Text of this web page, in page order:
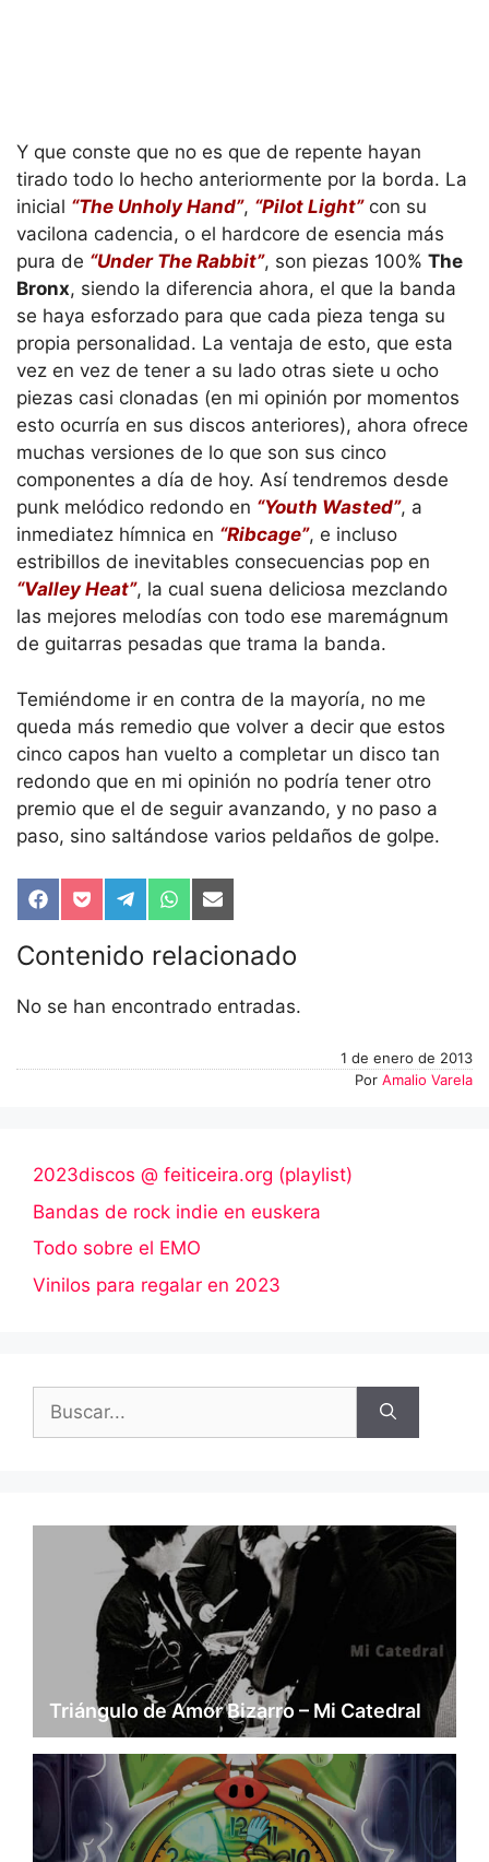
Y que conste que no es que de repente hayan
tirado todo lo hecho anteriormente por la borda. La
inicial “The Unholy Hand”, “Pilot Light”con su
vacilona cadencia, o el hardcore de esencia más
pura de “Under The Rabbit”, son piezas 100% The
Bronx, siendo la diferencia ahora, el que la banda
se haya esforzado para que cada pieza tenga su
propia personalidad. La ventaja de esto, que esta
vez en vez de tener a su lado otras siete u ocho
piezas casi clonadas (en mi opinión por momentos
esto ocurría en sus discos anteriores), ahora ofrece
muchas versiones de lo que son sus cinco
componentes a día de hoy. Así tendremos desde
punk melódico redondo en “Youth Wasted”, a
inmediatez hímnica en “Ribcage”, e incluso
estribillos de inevitables consecuencias pop en
“Valley Heat”, la cual suena deliciosa mezclando
las mejores melodías con todo ese maremágnum
de guitarras pesadas que trama la banda.
Temiéndome ir en contra de la mayoría, no me
queda más remedio que volver a decir que estos
cinco capos han vuelto a completar un disco tan
redondo que en mi opinión no podría tener otro
premio que el de seguir avanzando, y no paso a
paso, sino saltándose varios peldaños de golpe.
Compartir
en
Facebook
Compartir
en
Pocket
Compartir
en
Telegram
Compartir
en
WhatsApp
Compartir
en
Email
Contenido relacionado
No se han encontrado entradas.
1 de enero de 2013
Por Amalio Varela
2023discos @ feiticeira.org (playlist)
Bandas de rock indie en euskera
Todo sobre el EMO
Vinilos para regalar en 2023
Triángulo de Amor Bizarro – Mi Catedral